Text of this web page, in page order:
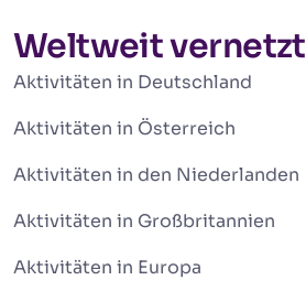
Weltweit vernetzt
Aktivitäten in Deutschland
Aktivitäten in Österreich
Aktivitäten in den Niederlanden
Aktivitäten in Großbritannien
Aktivitäten in Europa